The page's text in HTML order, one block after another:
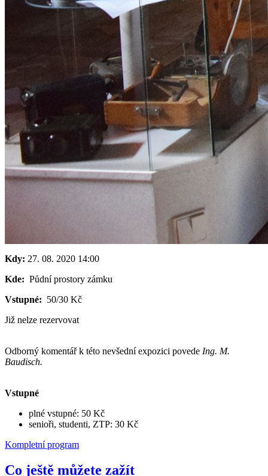
Kdy: 27. 08. 2020 14:00
Kde: Půdní prostory zámku
Vstupné: 50/30 Kč
Již nelze rezervovat
Odborný komentář k této nevšední expozici povede Ing. M.
Baudisch.
Vstupné
plné vstupné: 50 Kč
senioři, studenti, ZTP: 30 Kč
Kompletní program
Co ještě můžete zažít